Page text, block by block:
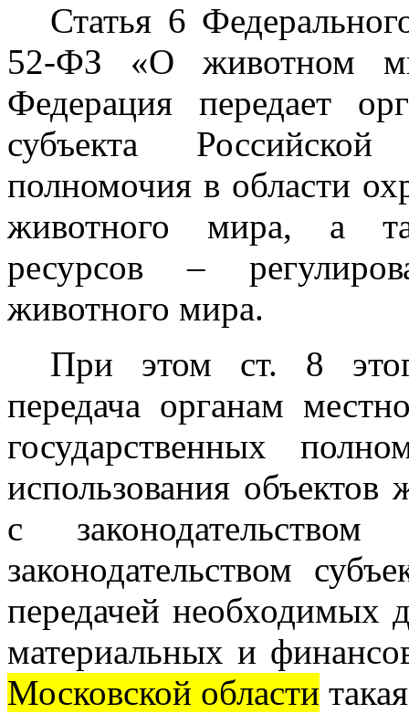
Статья 6
52-ФЗ «О животном
Федерация передает
субъекта
полномочия в области
животного мира, а
ресурсов –
животного мира.
При этом ст. 8
передача органам
государственных
использования объектов
с
законодательством
передачей необходимых
материальных и
Московской области